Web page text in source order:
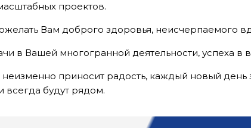
проектов.
Вам доброго здоровья, неисчерпаемого
в Вашей многогранной деятельности, успеха в
приносит радость, каждый новый
будут рядом.